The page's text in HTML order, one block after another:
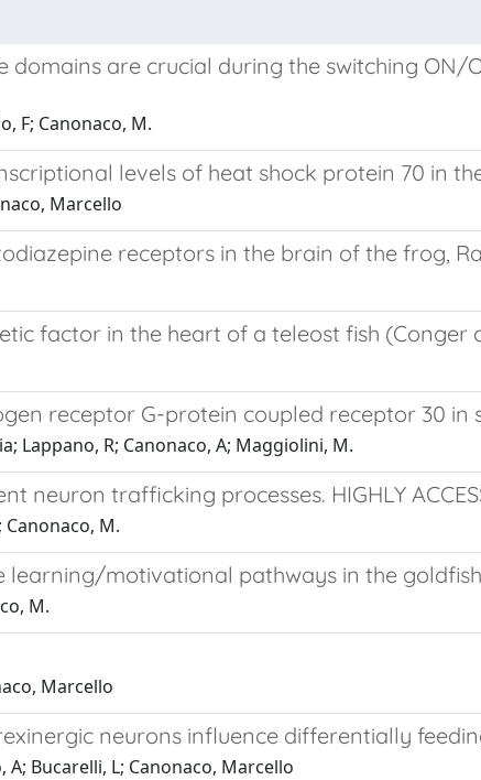
are crucial during the switching ON/
F; Canonaco, M.
levels of heat shock protein 70 in
Marcello
receptors in the brain of the frog,
factor in the heart of a teleost fish (Conger
receptor G-protein coupled receptor 30 in
Lappano, R; Canonaco, A; Maggiolini, M.
trafficking processes. HIGHLY
Canonaco, M.
learning/motivational pathways in the goldfish
M.
Marcello
neurons influence differentially
A; Bucarelli, L; Canonaco, Marcello